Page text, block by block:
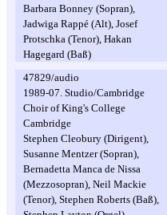
Barbara Bonney (Sopran),
Jadwiga Rappé (Alt), Josef
Protschka (Tenor), Hakan
Hagegard (Baß)
47829/audio
1989-07. Studio/Cambridge
Choir of King's College
Cambridge
Stephen Cleobury (Dirigent),
Susanne Mentzer (Sopran),
Bernadetta Manca de Nissa
(Mezzosopran), Neil Mackie
(Tenor), Stephen Roberts (Baß),